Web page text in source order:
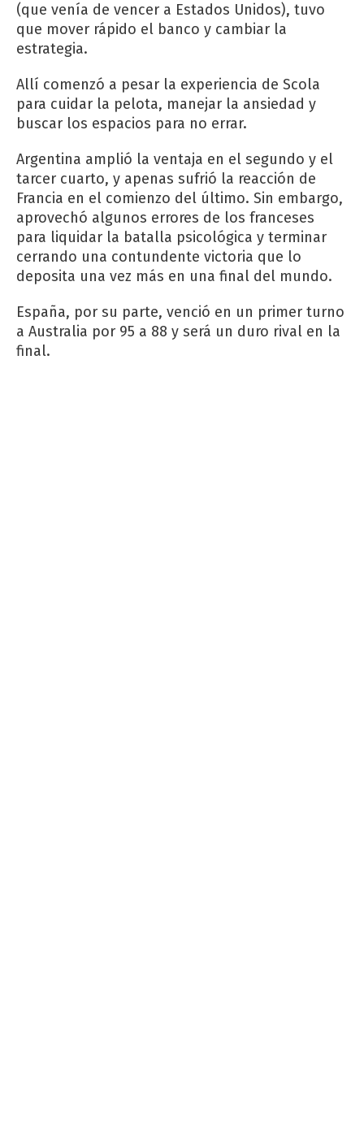
(que venía de vencer a Estados Unidos), tuvo
que mover rápido el banco y cambiar la
estrategia.
Allí comenzó a pesar la experiencia de Scola
para cuidar la pelota, manejar la ansiedad y
buscar los espacios para no errar.
Argentina amplió la ventaja en el segundo y el
tarcer cuarto, y apenas sufrió la reacción de
Francia en el comienzo del último. Sin embargo,
aprovechó algunos errores de los franceses
para liquidar la batalla psicológica y terminar
cerrando una contundente victoria que lo
deposita una vez más en una final del mundo.
España, por su parte, venció en un primer turno
a Australia por 95 a 88 y será un duro rival en la
final.